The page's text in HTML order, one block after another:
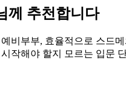
께 추천합니다
비부부, 효율적으로 스드
작해야 할지 모르는 입문